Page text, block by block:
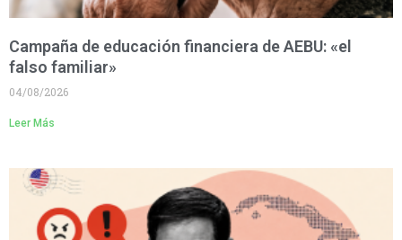
Campaña de educación financiera de AEBU: «el
falso familiar»
04/08/2026
Leer Más